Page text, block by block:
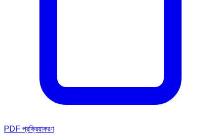
PDF প্রক্রিয়াকরণ